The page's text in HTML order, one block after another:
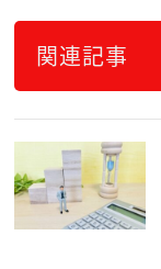
関連記事